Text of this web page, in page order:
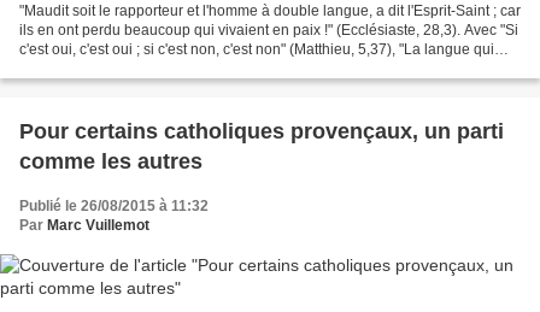
"Maudit soit le rapporteur et l'homme à double langue, a dit l'Esprit-Saint ; car
ils en ont perdu beaucoup qui vivaient en paix !" (Ecclésiaste, 28,3). Avec "Si
c'est oui, c'est oui ; si c'est non, c'est non" (Matthieu, 5,37), "La langue qui
Pour certains catholiques provençaux, un parti
comme les autres
Publié le 26/08/2015 à 11:32
Par Marc Vuillemot